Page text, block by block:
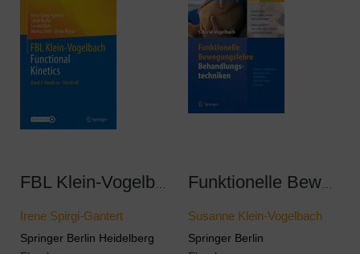
Irene Spirgi-Gantert
Springer Berlin Heidelberg
Funktionelle Bewegungslehre: Behandlungstechniken
Susanne Klein-Vogelbach
Springer Berlin